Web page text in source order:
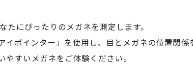
たにぴったりのメガネを測定します。
イポインター」を使用し、目とメガネの位置関
やすいメガネをご体験ください。